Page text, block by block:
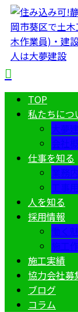
TOP
私たちにつ
仕事を知る
人を知る
採用情報
施工実績
協力会社募
ブログ
コラム